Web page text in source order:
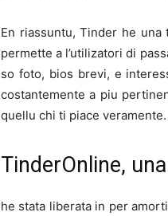
En riassuntu, Tinder he
permette a l’utilizatori di
so foto, bios brevi, e
costantemente a piu
quellu chi ti piace veramente.
TinderOnline,
he stata liberata in per